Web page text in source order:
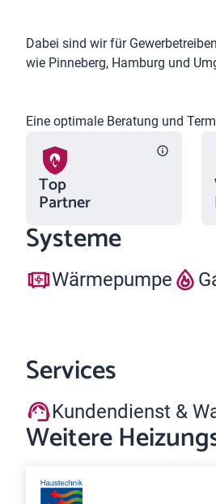
Dabei sind wir für
wie Pinneberg, Hamburg und
Eine optimale Beratung und
Top
Partner
Systeme
Wärmepumpe
Services
Kundendienst &
Weitere